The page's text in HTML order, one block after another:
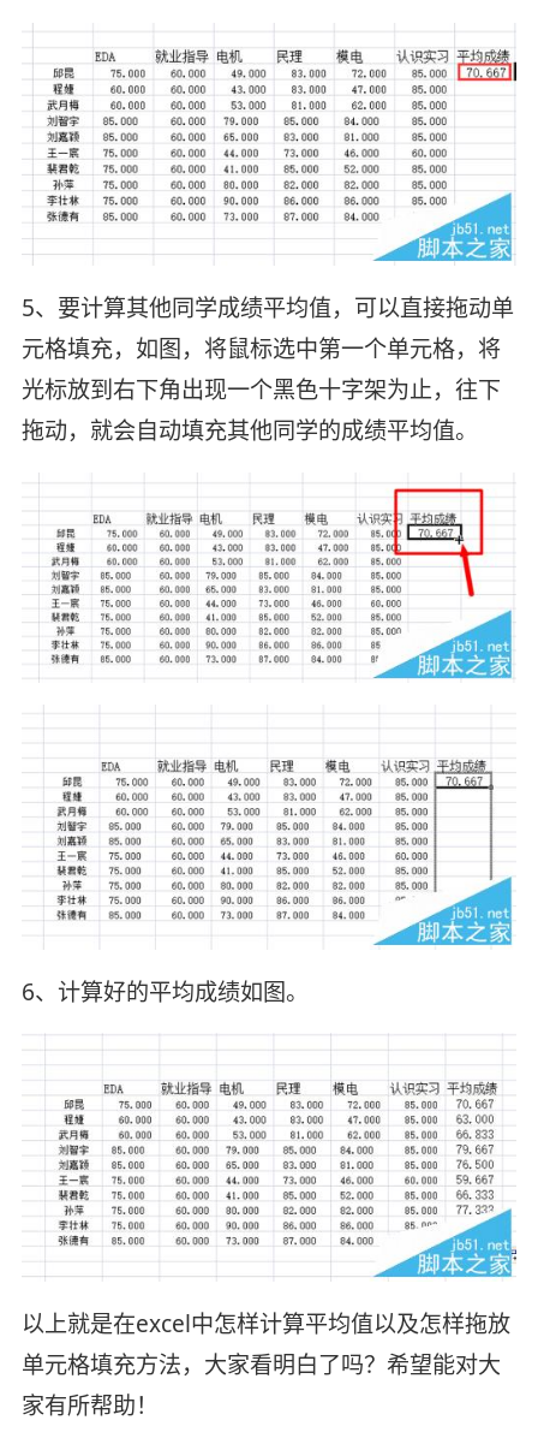
5、要计算其他同学成绩平均值，可以直接拖动单
元格填充，如图，将鼠标选中第一个单元格，将
光标放到右下角出现一个黑色十字架为止，往下
拖动，就会自动填充其他同学的成绩平均值。
6、计算好的平均成绩如图。
以上就是在excel中怎样计算平均值以及怎样拖放
单元格填充方法，大家看明白了吗？希望能对大
家有所帮助！